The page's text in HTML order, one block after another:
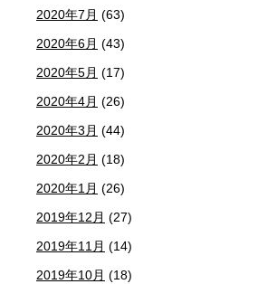
2020年7月 (63)
2020年6月 (43)
2020年5月 (17)
2020年4月 (26)
2020年3月 (44)
2020年2月 (18)
2020年1月 (26)
2019年12月 (27)
2019年11月 (14)
2019年10月 (18)